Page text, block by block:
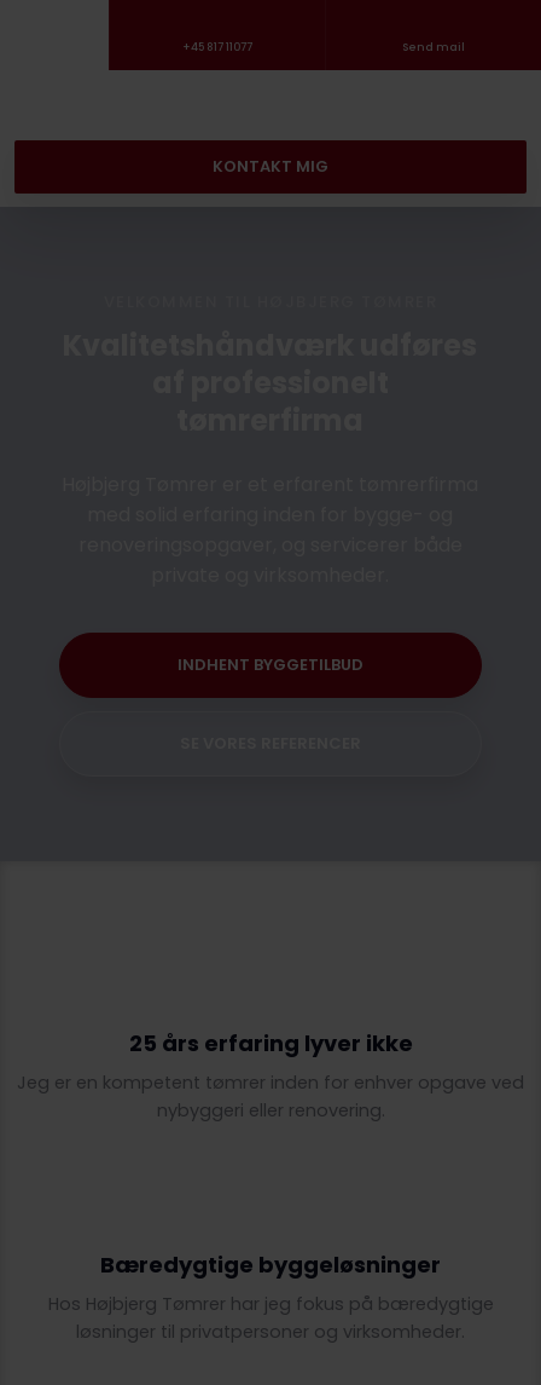
+45 817 11077 Send mail
KONTAKT MIG​
INDHENT BYGGETILBUD
25 års erfaring lyver ikke
​Jeg er en kompetent tømrer inden for enhver opgave ved
nybyggeri eller renovering.
Bæredygtige byggeløsninger
Hos Højbjerg Tømrer har jeg fokus på bæredygtige
løsninger til privatpersoner og virksomheder.